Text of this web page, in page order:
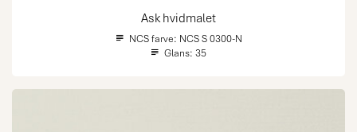
Ask hvidmalet
NCS farve: NCS S 0300-N
Glans:35